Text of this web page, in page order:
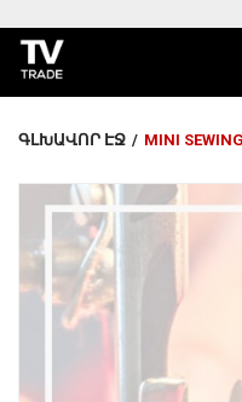
Խոհանոցային
Ֆիտնես
Գեղեցկություն ԵՒ
ԳԼԽԱՎՈՐ ԷՋ / MINI